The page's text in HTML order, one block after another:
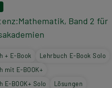
Band 2 für
+ E-Book
Lehrbuch E-Book Solo
mit E-BOOK+
E-BOOK+ Solo
Lösungen